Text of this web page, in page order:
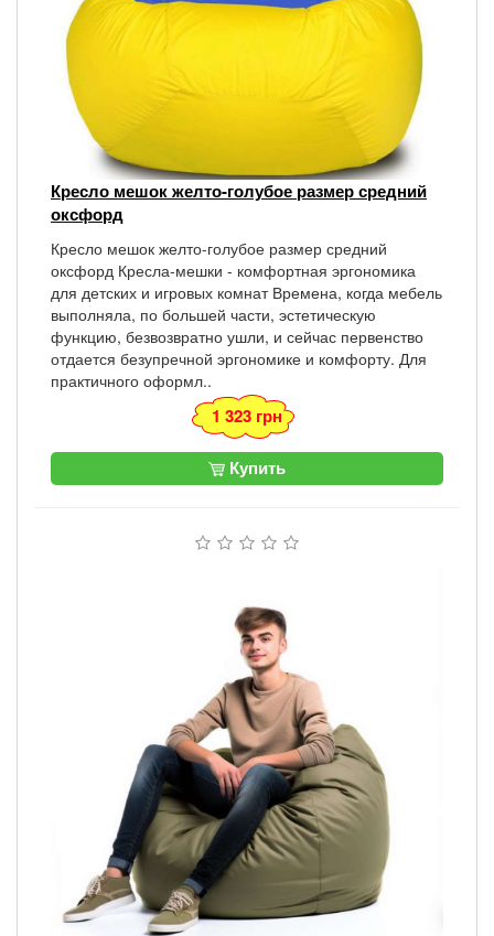
Кресло мешок желто-голубое размер средний
оксфорд
Кресло мешок желто-голубое размер средний
оксфорд Кресла-мешки - комфортная эргономика
для детских и игровых комнат Времена, когда мебель
выполняла, по большей части, эстетическую
функцию, безвозвратно ушли, и сейчас первенство
отдается безупречной эргономике и комфорту. Для
практичного оформл..
1 323 грн
Купить